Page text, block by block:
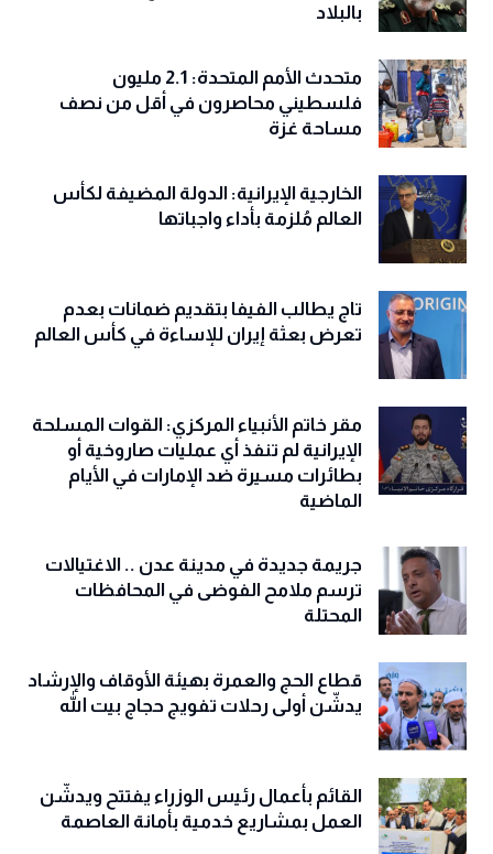
بالبلاد
متحدث الأمم المتحدة: 2.1 مليون
فلسطيني محاصرون في أقل من نصف
مساحة غزة
الخارجية الإيرانية: الدولة المضيفة لكأس
العالم مُلزمة بأداء واجباتها
تاج يطالب الفيفا بتقديم ضمانات بعدم
تعرض بعثة إيران للإساءة في كأس العالم
مقر خاتم الأنبياء المركزي: القوات المسلحة
الإيرانية لم تنفذ أي عمليات صاروخية أو
بطائرات مسيرة ضد الإمارات في الأيام
الماضية
جريمة جديدة في مدينة عدن .. الاغتيالات
ترسم ملامح الفوضى في المحافظات
المحتلة
قطاع الحج والعمرة بهيئة الأوقاف والإرشاد
يدشّن أولى رحلات تفويج حجاج بيت الله
القائم بأعمال رئيس الوزراء يفتتح ويدشّن
العمل بمشاريع خدمية بأمانة العاصمة